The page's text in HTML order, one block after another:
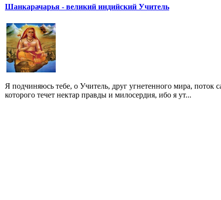
Шанкарачарья - великий индийский Учитель
Я подчиняюсь тебе, о Учитель, друг угнетенного мира,
которого течет нектар правды и милосердия, ибо я ут...